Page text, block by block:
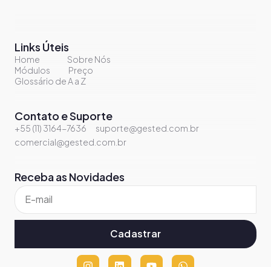
Receba as Novidades
Cadastrar
Links Úteis
Home
Sobre Nós
Módulos
Preço
Glossário de A a Z
Contato e Suporte
+55 (11) 3164-7636
suporte@gested.com.br
comercial@gested.com.br